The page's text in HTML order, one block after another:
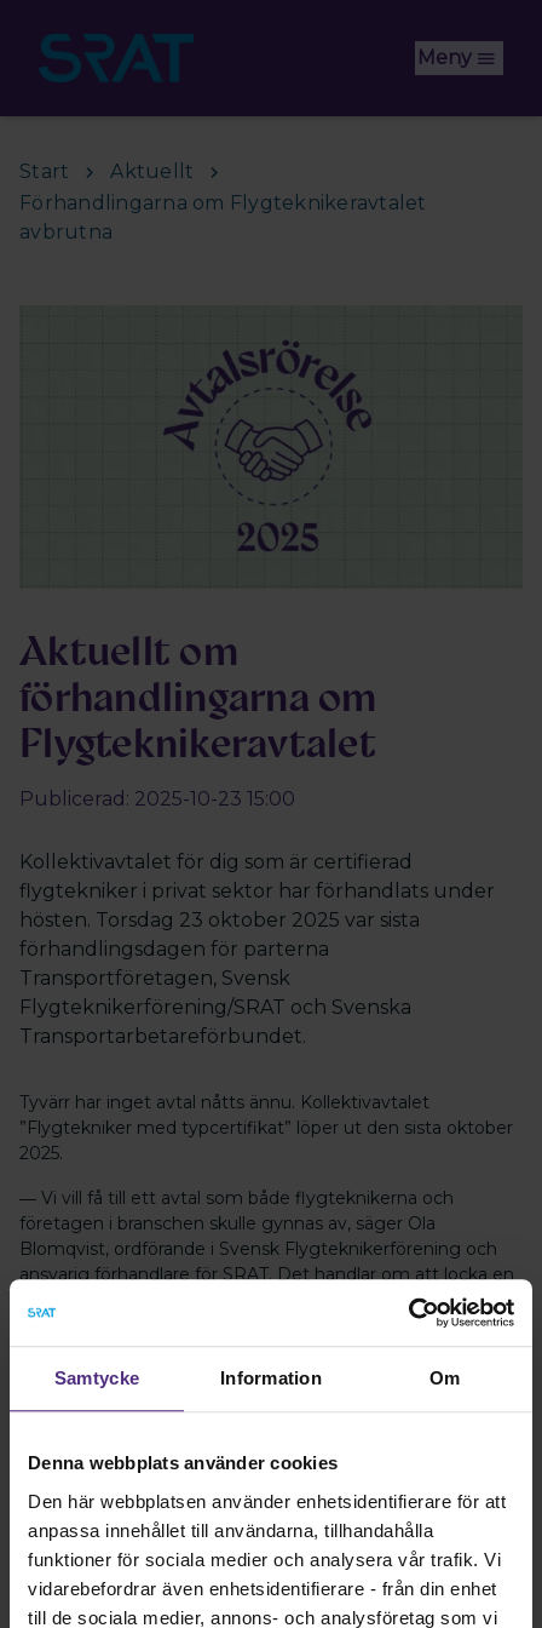
Samtycke Information Om
Denna webbplats använder cookies
Den här webbplatsen använder enhetsidentifierare för att
anpassa innehållet till användarna, tillhandahålla
funktioner för sociala medier och analysera vår trafik. Vi
vidarebefordrar även enhetsidentifierare - från din enhet
till de sociala medier, annons- och analysföretag som vi
Meny
Start
Aktuellt
Förhandlingarna om Flygteknikeravtalet
avbrutna
Aktuellt om
förhandlingarna om
Flygteknikeravtalet
Publicerad: 2025-10-23 15:00
Kollektivavtalet för dig som är certifierad
flygtekniker i privat sektor har förhandlats under
hösten. Torsdag 23 oktober 2025 var sista
förhandlingsdagen för parterna
Transportföretagen, Svensk
Flygteknikerförening/SRAT och Svenska
Transportarbetareförbundet.
Tyvärr har inget avtal nåtts ännu. Kollektivavtalet
”Flygtekniker med typcertifikat” löper ut den sista oktober
2025.
― Vi vill få till ett avtal som både flygteknikerna och
företagen i branschen skulle gynnas av, säger Ola
Blomqvist, ordförande i Svensk Flygteknikerförening och
ansvarig förhandlare för SRAT. Det handlar om att locka en
ny generation av flygtekniker och om att behålla de som
finns idag. Vi fortsätter förstås att jobba ända in i kaklet.
Undrar du något?
Om du har några frågor är du varmt välkommen att
kontakta oss på kansliet.
Kontakta oss